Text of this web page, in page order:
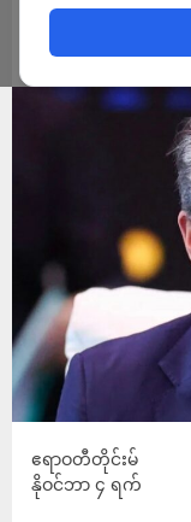
တိုက်တွန်း
ADMIN
ဧရာဝတီတိုင်းမ်
နိုဝင်ဘာ ၄ ရက်